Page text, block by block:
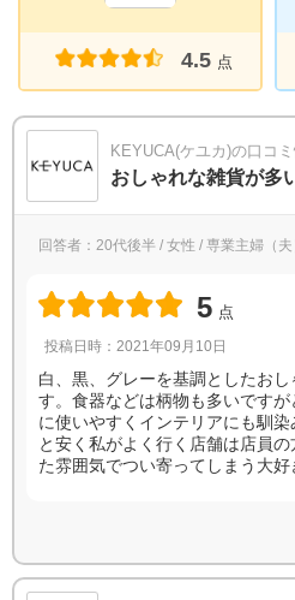
4.5 点
KEYUCA(ケユカ)の口コ
おしゃれな雑貨が多
回答者：20代後半 / 女性 / 専業主婦（夫
5 点
投稿日時：2021年09月10日
白、黒、グレーを基調としたお
す。食器などは柄物も多いです
に使いやすくインテリアにも馴
と安く私がよく行く店舗は店員
た雰囲気でつい寄ってしまう大好